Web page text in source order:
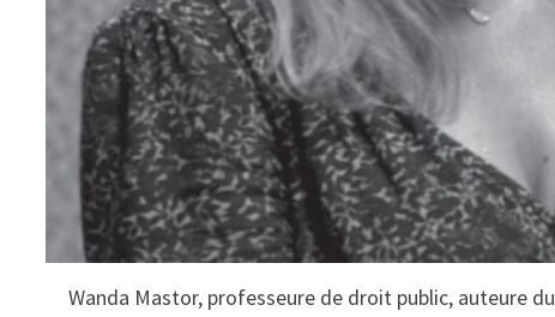
Wanda Mastor, professeure de droit public, auteure du